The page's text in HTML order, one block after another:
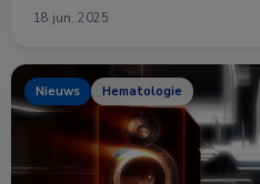
18 jun. 2025
Nieuws Hematologie